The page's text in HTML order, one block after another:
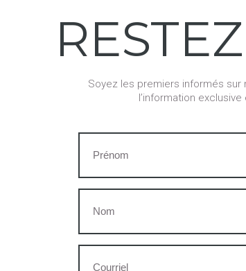
RESTEZ
Soyez les premiers informés
l’information